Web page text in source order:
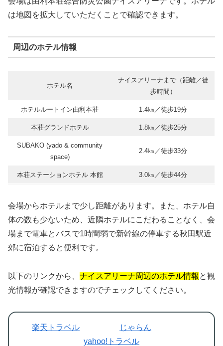
は地図を拡大していただくことで確認できます。
周辺のホテル情報
ホテル名
ナイスアリーナまで（距離／徒
歩時間）
ホテルルートイン由利本荘 1.4㎞／徒歩19分
本荘グランドホテル 1.8㎞／徒歩25分
SUBAKO (yado & community
space)
2.4㎞／徒歩33分
本荘ステーションホテル 本館 3.0㎞／徒歩44分
会場からホテルまで少し距離があります。また、ホテル自
体の数も少ないため、近隣ホテルにこだわることなく、会
場まで電車とバスで1時間弱で新幹線の停車する秋田駅近
郊に宿泊すると便利です。
以下のリンクから、 ナイスアリーナ周辺のホテル情報 と観
光情報が確認できますのでチェックしてください。
楽天トラベル
じゃらん
yahoo!トラベル